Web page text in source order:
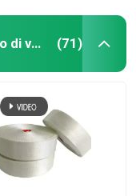
Nastro dell'isolamento del panno di vetro (71)